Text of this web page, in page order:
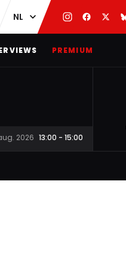
PREMIUM
2026 13:00 - 15:00